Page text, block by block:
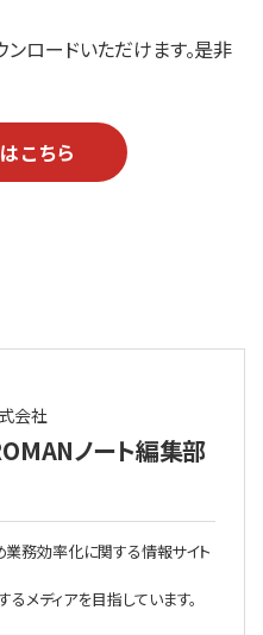
ロードいただけます。是非
こちら
会社
ノート編集部
業務効率化に関する情報サイト
メディアを目指しています。